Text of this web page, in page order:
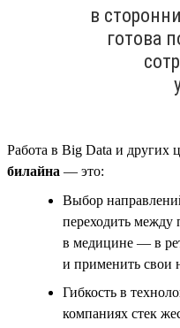
в
готова
Работа в Big Data и других
билайна — это:
Выбор
переходить
в медицине — в
и применить свои
Гибкость в
компаниях стек